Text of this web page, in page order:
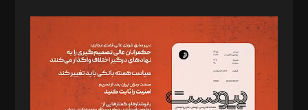
مدیر مسئول: محمدباقر اثنی‌عشری
سردبیر: مهرک محمودی
دبیر تحریریه: میثم قاسمی
د‌بیر ناداستان: سمانه سمیع
د‌بیر خدمت و تجارت: ابوالفضل رجبی